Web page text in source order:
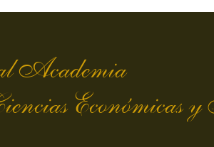
Academia
Económicas